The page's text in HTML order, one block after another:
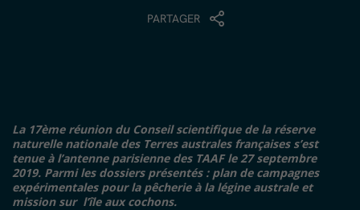
PARTAGER
La 17ème réunion du Conseil scientifique de la réserve
naturelle nationale des Terres australes françaises s’est
tenue à l’antenne parisienne des TAAFle 27 septembre
2019. Parmi les dossiers présentés : plan de campagnes
expérimentales pour la pêcherie à la légine australe et
mission sur l’île aux cochons.